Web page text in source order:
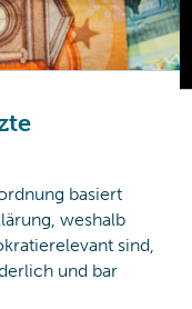
basiert
weshalb
sind,
und bar